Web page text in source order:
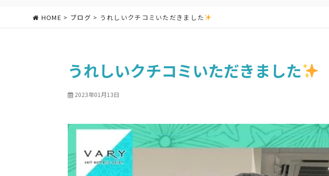
HOME > ブログ > うれしいクチコミいただきました
うれしいクチコミいただきました
2023年01月13日